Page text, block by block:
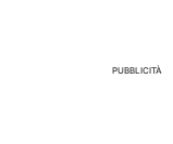
PUBBLICITÀ